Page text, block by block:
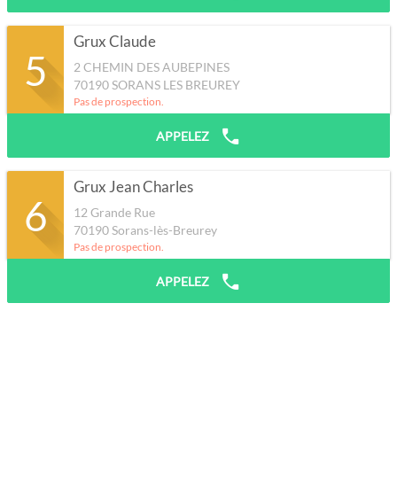
5
Grux Claude
2 CHEMIN DES AUBEPINES
70190SORANS LES BREUREY
Pas de prospection.
APPELEZ
6
Grux Jean Charles
12 Grande Rue
70190Sorans-lès-Breurey
Pas de prospection.
APPELEZ